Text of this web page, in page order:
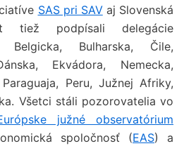
SAS pri SAVaj Slovenská
tiež podpísali delegácie
Belgicka, Bulharska, Čile,
Ekvádora, Nemecka,
Peru, Južnej Afriky,
Všetci stáli pozorovatelia vo
južné observatórium
spoločnosť (EAS) a